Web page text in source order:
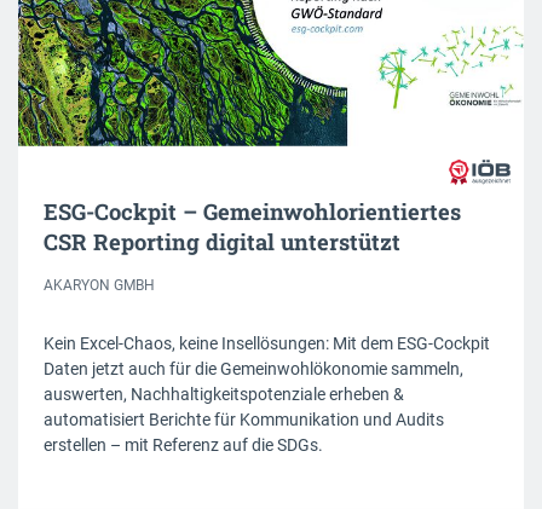
ESG-Cockpit – Gemeinwohlorientiertes
CSR Reporting digital unterstützt
AKARYON GMBH
Kein Excel-Chaos, keine Insellösungen: Mit dem ESG-Cockpit
Daten jetzt auch für die Gemeinwohlökonomie sammeln,
auswerten, Nachhaltigkeitspotenziale erheben &
automatisiert Berichte für Kommunikation und Audits
erstellen – mit Referenz auf die SDGs.